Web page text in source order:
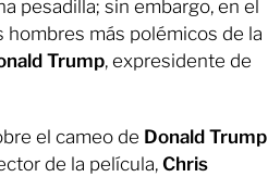
pesadilla; sin embargo, en el
hombres más polémicos de la
Trump, expresidente de
el cameo de Donald Trump
de la película, Chris